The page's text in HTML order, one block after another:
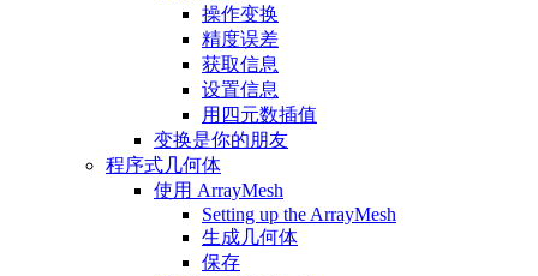
操作变换
精度误差
获取信息
设置信息
用四元数插值
变换是你的朋友
程序式几何体
使用 ArrayMesh
Setting up the ArrayMesh
生成几何体
保存